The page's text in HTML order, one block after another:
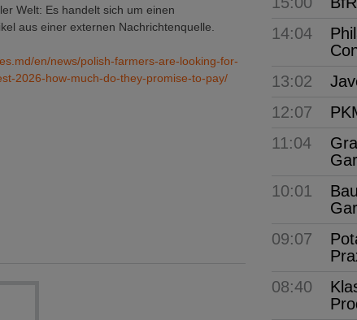
Welt: Es handelt sich um einen
aus einer externen Nachrichtenquelle.
en/news/polish-farmers-are-looking-for-
2026-how-much-do-they-promise-to-pay/
14:04
13:02
12:07
11:04
10:01
09:07
08:40